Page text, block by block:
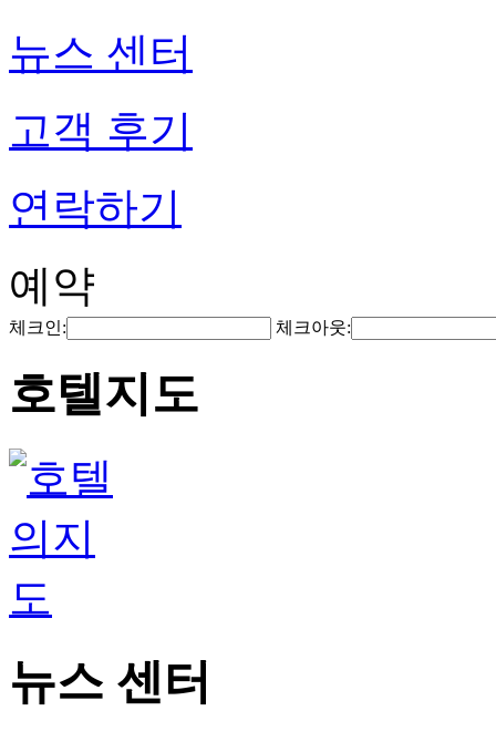
뉴스 센터
고객 후기
연락하기
예약
체크인: 체크아웃:
호텔지도
뉴스 센터